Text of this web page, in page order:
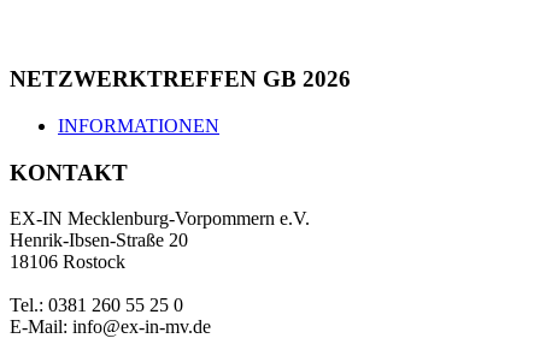
NETZWERKTREFFEN GB 2026
INFORMATIONEN
KONTAKT
EX-IN Mecklenburg-Vorpommern e.V.
Henrik-Ibsen-Straße 20
18106 Rostock
Tel.: 0381 260 55 25 0
E-Mail: info@ex-in-mv.de